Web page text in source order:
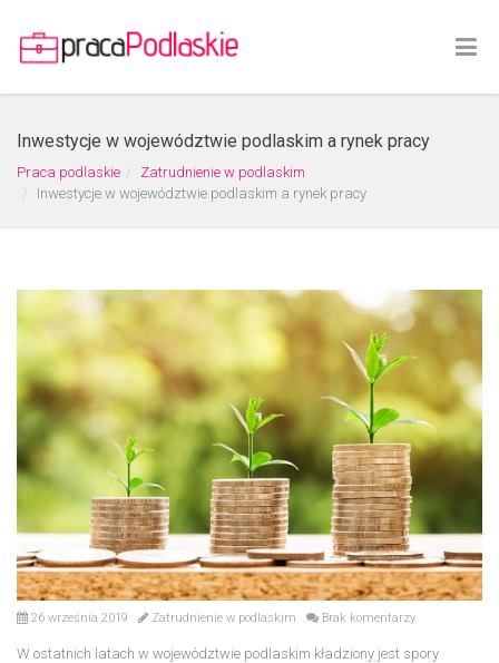
Inwestycje w województwie podlaskim a rynek pracy
Praca podlaskie
Zatrudnienie w podlaskim
Inwestycje w województwie podlaskim a rynek pracy
26 września 2019 Zatrudnienie w podlaskim Brak komentarzy
W ostatnich latach w województwie podlaskim kładziony jest spory